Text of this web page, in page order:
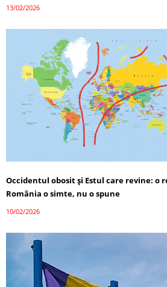
13/02/2026
Occidentul obosit și Estul care revine: o
România o simte, nu o spune
10/02/2026